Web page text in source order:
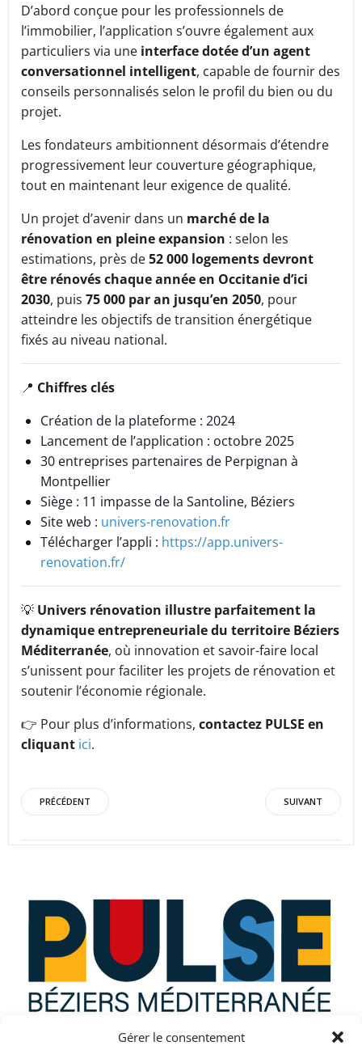
Gérer le consentement
D’abord conçue pour les professionnels de
l’immobilier, l’application s’ouvre également aux
particuliers via une interface dotée d’un agent
conversationnel intelligent, capable de fournir des
conseils personnalisés selon le profil du bien ou du
projet.
Les fondateurs ambitionnent désormais d’étendre
progressivement leur couverture géographique,
tout en maintenant leur exigence de qualité.
Un projet d’avenir dans un marché de la
rénovation en pleine expansion : selon les
estimations, près de52 000 logements devront
être rénovés chaque année en Occitanie d’ici
2030, puis 75 000 par an jusqu’en 2050, pour
atteindre les objectifs de transition énergétique
fixés au niveau national.
📍 Chiffres clés
Création de la plateforme : 2024
Lancement de l’application : octobre 2025
30 entreprises partenaires de Perpignan à
Montpellier
Siège : 11 impasse de la Santoline, Béziers
Site web : univers-renovation.fr
Télécharger l’appli : https://app.univers-
renovation.fr/
💡 Univers rénovation illustre parfaitement la
dynamique entrepreneuriale du territoire Béziers
Méditerranée, où innovation et savoir-faire local
s’unissent pour faciliter les projets de rénovation et
soutenir l’économie régionale.
👉 Pour plus d’informations, contactez PULSE en
cliquant ici.
Post
navigation
PRÉCÉDENT
navigation
SUIVANT